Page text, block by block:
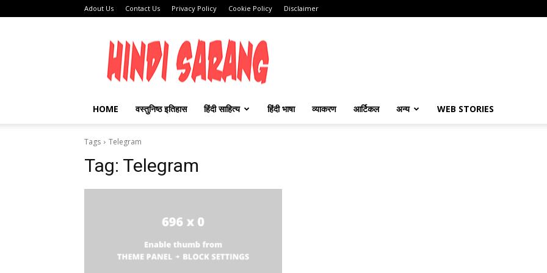
Adout Us Contact Us Privacy Policy Cookie Policy Disclaimer
HINDI
SARANG
HOME वस्तुनिष्ठ इतिहास हिंदी साहित्य हिंदी भाषा व्याकरण आर्टिकल अन्य WEB STORIES
Tags Telegram
Tag: Telegram